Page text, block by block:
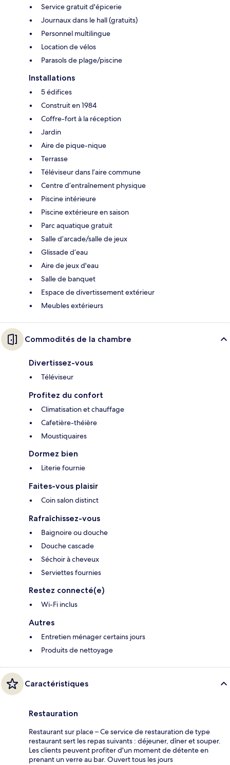
Service gratuit d'épicerie
Journaux dans le hall (gratuits)
Personnel multilingue
Location de vélos
Parasols de plage/piscine
Installations
5 édifices
Construit en 1984
Coffre-fort à la réception
Jardin
Aire de pique-nique
Terrasse
Téléviseur dans l’aire commune
Centre d’entraînement physique
Piscine intérieure
Piscine extérieure en saison
Parc aquatique gratuit
Salle d’arcade/salle de jeux
Glissade d’eau
Aire de jeux d'eau
Salle de banquet
Espace de divertissement extérieur
Meubles extérieurs
Commodités de la chambre
Divertissez-vous
Téléviseur
Profitez du confort
Climatisation et chauffage
Cafetière-théière
Moustiquaires
Dormez bien
Literie fournie
Faites-vous plaisir
Coin salon distinct
Rafraîchissez-vous
Baignoire ou douche
Douche cascade
Séchoir à cheveux
Serviettes fournies
Restez connecté(e)
Wi-Fi inclus
Autres
Entretien ménager certains jours
Produits de nettoyage
Caractéristiques
Restauration
Restaurant sur place – Ce service de restauration de type
restaurant sert les repas suivants : déjeuner, dîner et souper.
Les clients peuvent profiter d'un moment de détente en
prenant un verre au bar. Ouvert tous les jours